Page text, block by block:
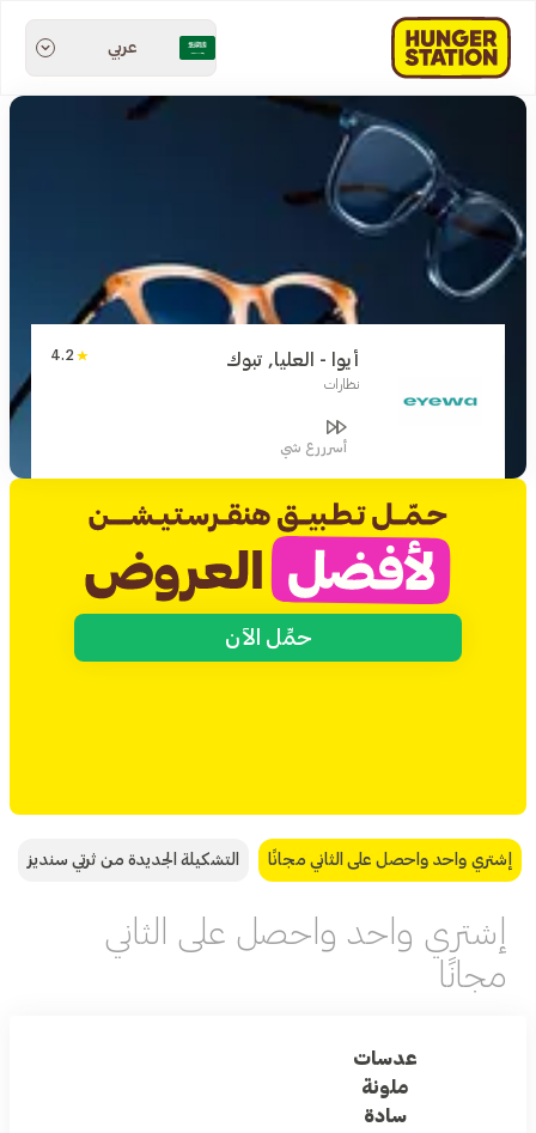
عربي
أيوا - العليا, تبوك
نظارات
4.2
أسرررع شي
حمِّل الآن
إشتري واحد واحصل على الثاني مجانًا التشكيلة الجديدة من ثرتي سنديز
إشتري واحد واحصل على الثاني
مجانًا
عدسات
ملونة
سادة